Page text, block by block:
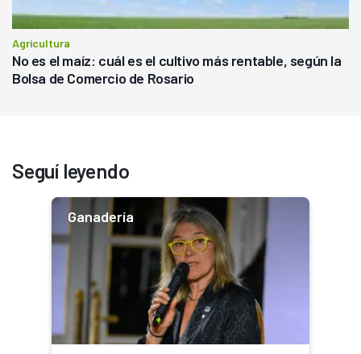
Agricultura
No es el maíz: cuál es el cultivo más rentable, según la
Bolsa de Comercio de Rosario
Seguí leyendo
Ganadería